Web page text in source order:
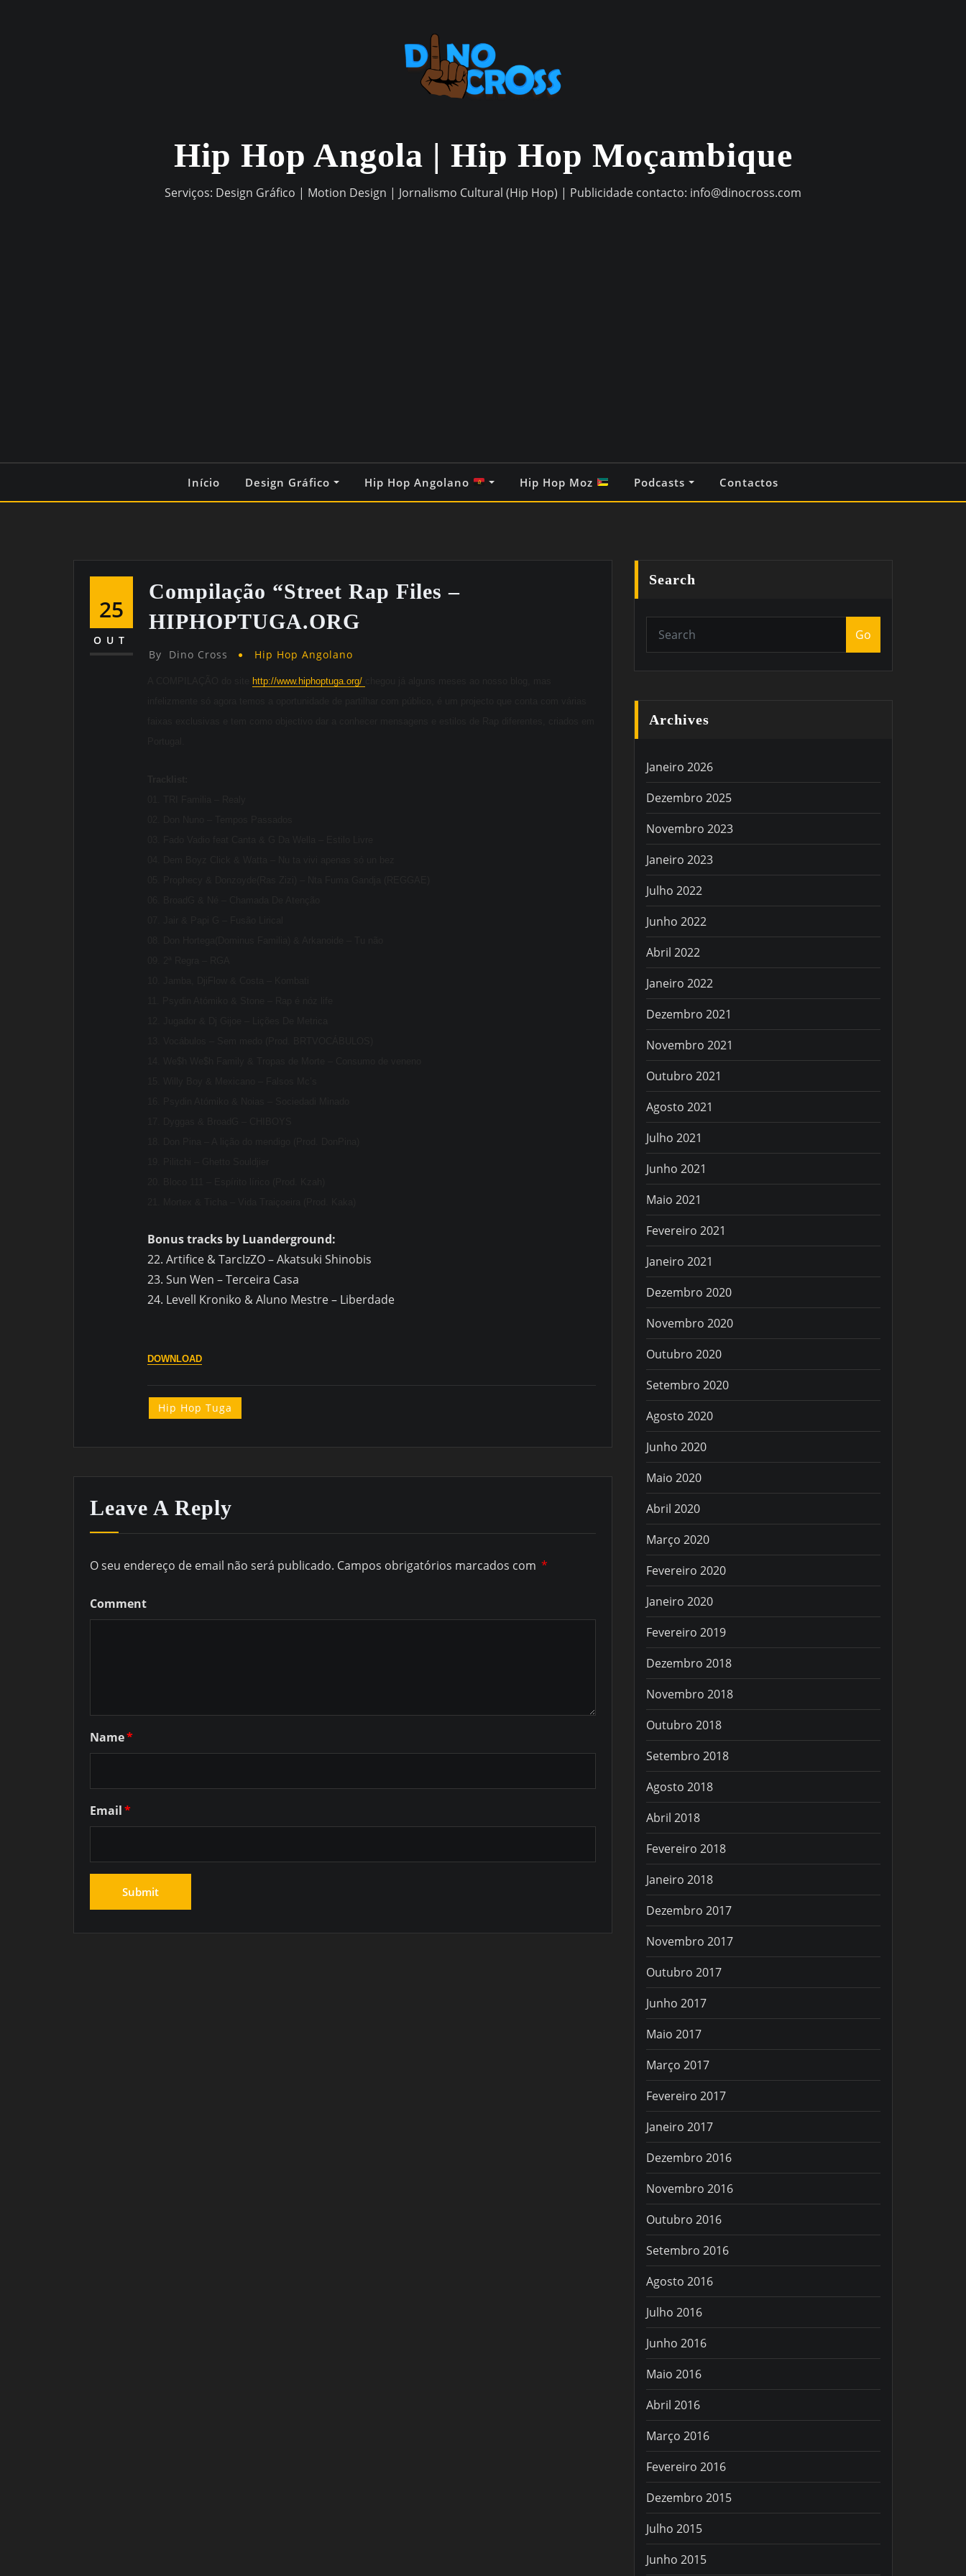
Hip Hop Angola | Hip Hop Moçambique
Serviços: Design Gráfico | Motion Design | Jornalismo Cultural (Hip Hop) | Publicidade contacto: info@dinocross.com
Início Design Gráfico Hip Hop Angolano Hip Hop Moz Podcasts Contactos
25
OUT
Compilação “Street Rap Files –
HIPHOPTUGA.ORG
By Dino Cross Hip Hop Angolano
http://www.hiphoptuga.org/
Bonus tracks by Luanderground:
22. Artifice & TarcIzZO – Akatsuki Shinobis
23. Sun Wen – Terceira Casa
24. Levell Kroniko & Aluno Mestre – Liberdade
DOWNLOAD
Hip Hop Tuga
Leave A Reply
O seu endereço de email não será publicado. Campos obrigatórios marcados com *
Comment
Name*
Email*
Search
Go
Archives
Janeiro 2026
Dezembro 2025
Novembro 2023
Janeiro 2023
Julho 2022
Junho 2022
Abril 2022
Janeiro 2022
Dezembro 2021
Novembro 2021
Outubro 2021
Agosto 2021
Julho 2021
Junho 2021
Maio 2021
Fevereiro 2021
Janeiro 2021
Dezembro 2020
Novembro 2020
Outubro 2020
Setembro 2020
Agosto 2020
Junho 2020
Maio 2020
Abril 2020
Março 2020
Fevereiro 2020
Janeiro 2020
Fevereiro 2019
Dezembro 2018
Novembro 2018
Outubro 2018
Setembro 2018
Agosto 2018
Abril 2018
Fevereiro 2018
Janeiro 2018
Dezembro 2017
Novembro 2017
Outubro 2017
Junho 2017
Maio 2017
Março 2017
Fevereiro 2017
Janeiro 2017
Dezembro 2016
Novembro 2016
Outubro 2016
Setembro 2016
Agosto 2016
Julho 2016
Junho 2016
Maio 2016
Abril 2016
Março 2016
Fevereiro 2016
Dezembro 2015
Julho 2015
Junho 2015